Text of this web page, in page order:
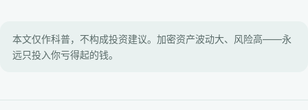
本文仅作科普，不构成投资建议。加密资产波动大、风险高——永
远只投入你亏得起的钱。